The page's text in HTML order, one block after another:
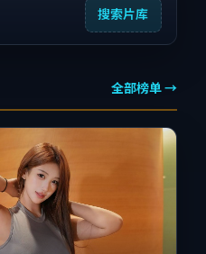
搜索片库
全部榜单 →